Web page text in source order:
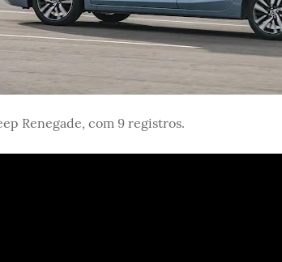
Renegade, com 9 registros.